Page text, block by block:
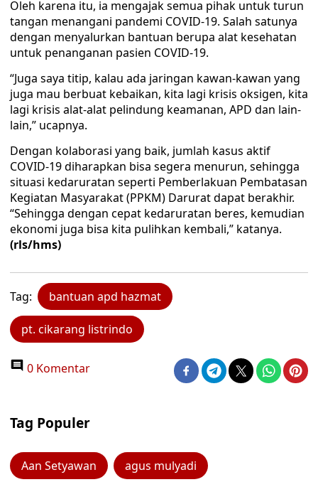
Oleh karena itu, ia mengajak semua pihak untuk turun
tangan menangani pandemi COVID-19. Salah satunya
dengan menyalurkan bantuan berupa alat kesehatan
untuk penanganan pasien COVID-19.
“Juga saya titip, kalau ada jaringan kawan-kawan yang
juga mau berbuat kebaikan, kita lagi krisis oksigen, kita
lagi krisis alat-alat pelindung keamanan, APD dan lain-
lain,” ucapnya.
Dengan kolaborasi yang baik, jumlah kasus aktif
COVID-19 diharapkan bisa segera menurun, sehingga
situasi kedaruratan seperti Pemberlakuan Pembatasan
Kegiatan Masyarakat (PPKM) Darurat dapat berakhir.
“Sehingga dengan cepat kedaruratan beres, kemudian
ekonomi juga bisa kita pulihkan kembali,” katanya.
(rls/hms)
Tag: bantuan apd hazmat
pt. cikarang listrindo
0 Komentar
Tag Populer
Aan Setyawan agus mulyadi